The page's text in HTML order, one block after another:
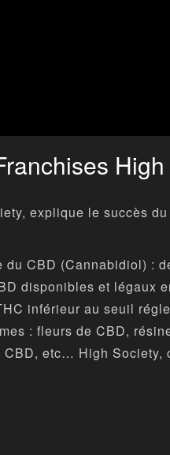
explique le succès
du CBD (Cannabidiol) :
disponibles et légaux
inférieur au seuil
: fleurs de CBD,
etc… High Society,